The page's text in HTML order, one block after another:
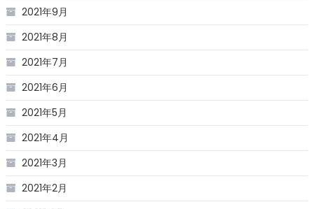
2021年9月
2021年8月
2021年7月
2021年6月
2021年5月
2021年4月
2021年3月
2021年2月